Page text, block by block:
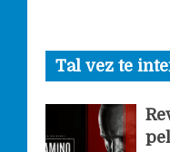
c
e
s
t
Tal vez te